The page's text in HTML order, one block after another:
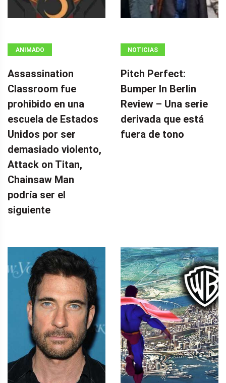
ANIMADO
Assassination
Classroom fue
prohibido en una
escuela de Estados
Unidos por ser
demasiado violento,
Attack on Titan,
Chainsaw Man
podría ser el
siguiente
NOTICIAS
Pitch Perfect:
Bumper In Berlin
Review – Una serie
derivada que está
fuera de tono